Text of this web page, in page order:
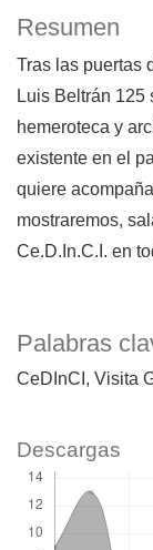
Palabras
CeDInCI Visita
Resumen
Tras las puertas
Luis Beltrán 125
hemeroteca y
existente en el
quiere
mostraremos,
Ce.D.In.C.I. en
Descargas